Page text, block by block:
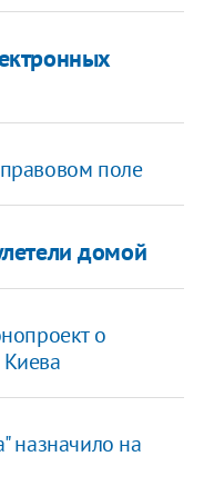
поле
домой
о
назначило на